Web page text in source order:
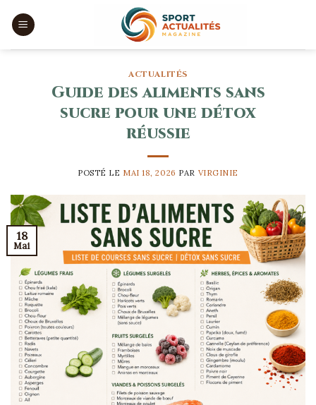
ACTUALITÉS
Guide des aliments sans
sucre pour une détox
réussie
POSTÉ LE MAI 18, 2026 PAR VIRGINIE
18
Mai